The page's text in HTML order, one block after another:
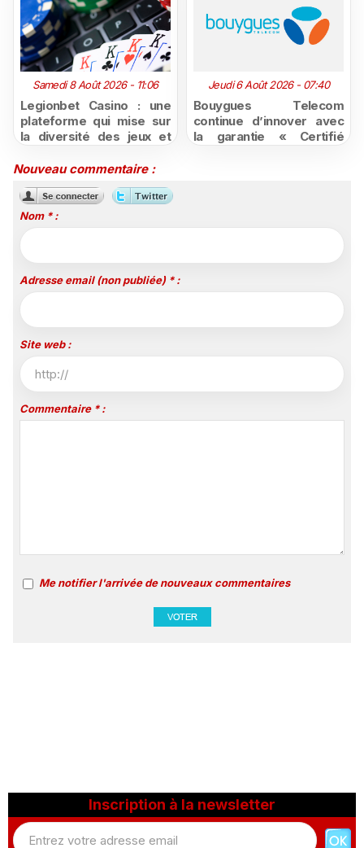
Samedi 8 Août 2026 - 11:06
Legionbet Casino : une
plateforme qui mise sur
la diversité des jeux et
attractives
Jeudi 6 Août 2026 - 07:40
Bouygues Telecom
continue d’innover avec
la garantie « Certifié
Nouveau commentaire :
Nom * :
Adresse email (non publiée) * :
Site web :
Commentaire * :
Me notifier l'arrivée de nouveaux commentaires
Inscription à la newsletter